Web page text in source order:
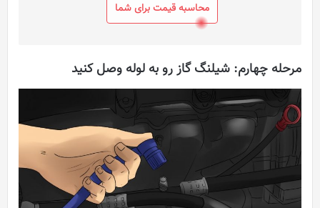
محاسبه قیمت برای شما
مرحله چهارم: شیلنگ گاز رو به لوله وصل کنید